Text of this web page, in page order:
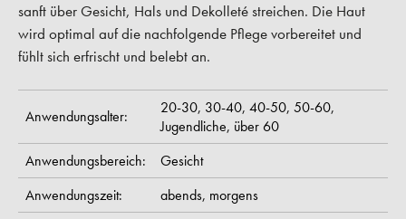
sanft über Gesicht, Hals und Dekolleté streichen. Die Haut
wird optimal auf die nachfolgende Pflege vorbereitet und
fühlt sich erfrischt und belebt an.
Anwendungsalter: 20-30, 30-40, 40-50, 50-60,
Jugendliche, über 60
Anwendungsbereich:
Gesicht
Anwendungszeit:
abends, morgens